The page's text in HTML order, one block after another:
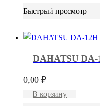
Быстрый просмотр
DAHATSU DA-
0,00₽
В корзину